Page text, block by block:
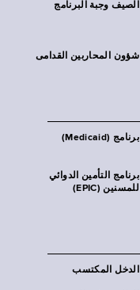
الصيف وجبة البرنامج
شؤون المحاربين القدامى
برنامج (Medicaid)
برنامج التأمين الدوائي
للمسنين (EPIC)
الدخل المكتسب